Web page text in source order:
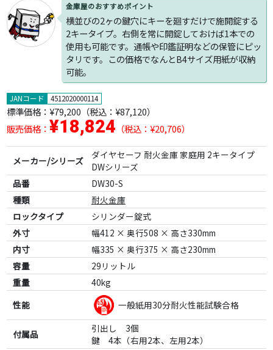
金庫屋のおすすめポイント
横並びの2ヶの鍵穴にキーを廻すだけで施開錠する
2キータイプ。右側を常に開錠しておけば1本での
使用も可能です。通帳や印鑑証明などの保管にピッ
タリです。この価格でなんとB4サイズ用紙が収納
可能。
JANコード 4512020000114
標準価格： ¥79,200 （税込：¥87,120）
販売価格： ¥18,824 （税込：¥20,706）
メーカー/シリーズ
ダイヤセーフ 耐火金庫 家庭用 2キータイプ
DWシリーズ
品番
DW30-S
種類
耐火金庫
ロックタイプ
シリンダー錠式
外寸
幅412 × 奥行508 × 高さ330mm
内寸
幅335 × 奥行375 × 高さ230mm
容量
29リットル
重量
40kg
性能
一般紙用30分耐火性能試験合格
付属品
引出し 3個
鍵 4本（右用2本、左用2本）